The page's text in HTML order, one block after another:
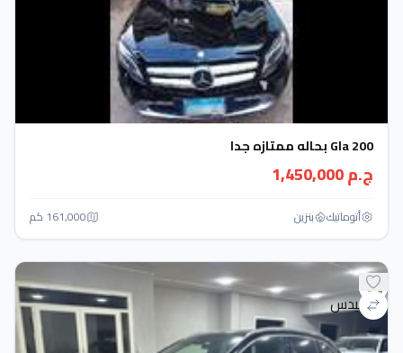
Gla 200 بحاله ممتازه جدا
ج.م 1,450,000
أتوماتيك‎ بنزين 161,000 كم